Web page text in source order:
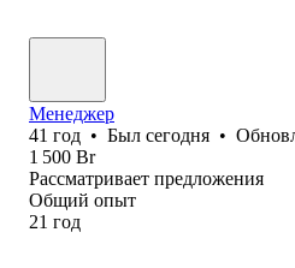
Менеджер
41 год • Был сегодня •
1 500 Br
Рассматривает предложения
Общий опыт
21 год